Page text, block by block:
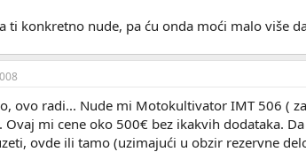
ti konkretno nude, pa ću onda moći malo više
ovo radi... Nude mi Motokultivator IMT 506 (
Ovaj mi cene oko 500€ bez ikakvih dodataka.
ovde ili tamo (uzimajući u obzir rezervne